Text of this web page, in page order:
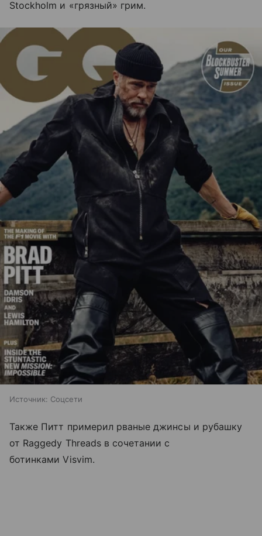
Stockholm и «грязный» грим.
Источник: Соцсети
Также Питт примерил рваные джинсы и рубашку
от Raggedy Threads в сочетании с
ботинками Visvim.